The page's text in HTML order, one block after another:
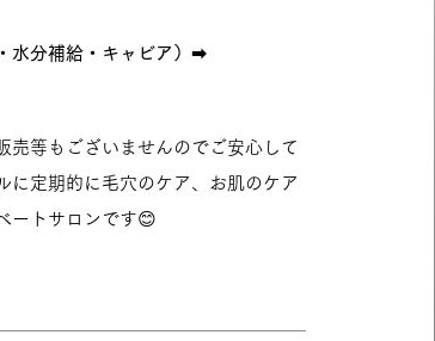
水分補給・キャビア）➡
売等もございませんのでご安心して
に定期的に毛穴のケア、お肌のケア
ートサロンです😊